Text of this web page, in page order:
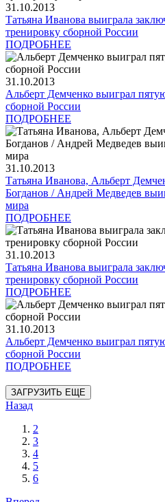
31.10.2013
Татьяна Иванова выиграла
тренировку сборной России
ПОДРОБНЕЕ
31.10.2013
Альберт Демченко выиграл
сборной России
ПОДРОБНЕЕ
31.10.2013
Татьяна Иванова, Альберт
Богданов / Андрей Медведев
мира
ПОДРОБНЕЕ
31.10.2013
Татьяна Иванова выиграла
тренировку сборной России
ПОДРОБНЕЕ
31.10.2013
Альберт Демченко выиграл
сборной России
ПОДРОБНЕЕ
ЗАГРУЗИТЬ ЕЩЕ
Назад
2
3
4
5
6